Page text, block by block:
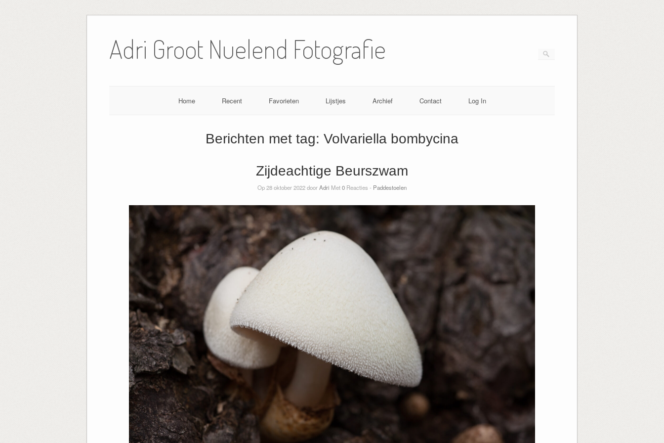
de
inhoud
Adri Groot Nuelend Fotografie
Home Recent Favorieten Lijstjes Archief Contact Log In
Berichten met tag: Volvariella bombycina
Zijdeachtige Beurszwam
Op 28 oktober 2022 doorAdri Met0 Reacties - Paddestoelen